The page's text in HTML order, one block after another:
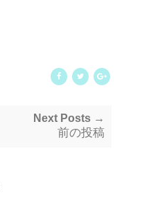
Next Posts →
前の投稿